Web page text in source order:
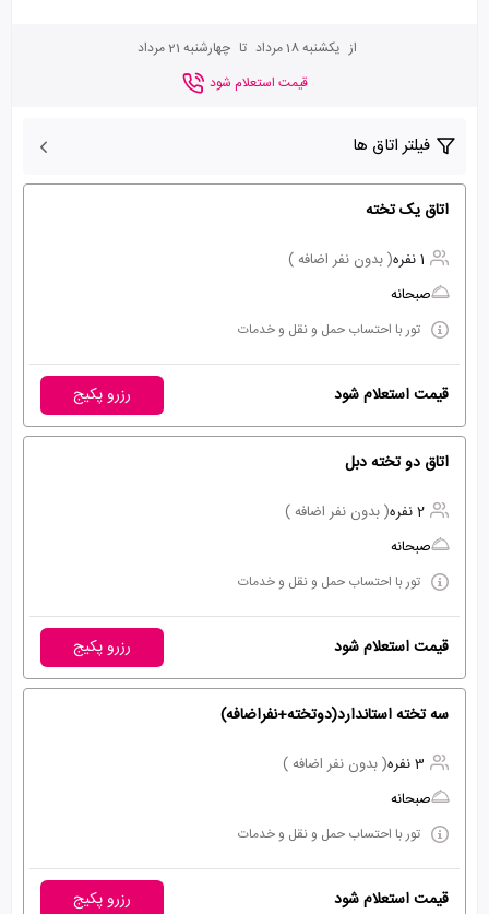
از یکشنبه 18 مرداد تا چهارشنبه 21 مرداد
قیمت استعلام شود
فیلتر اتاق ها
اتاق یک تخته
1 نفره
( بدون نفر اضافه )
صبحانه
تور با احتساب حمل و نقل و خدمات
قیمت استعلام شود رزرو پکیج
اتاق دو تخته دبل
2 نفره
( بدون نفر اضافه )
صبحانه
تور با احتساب حمل و نقل و خدمات
قیمت استعلام شود رزرو پکیج
سه تخته استاندارد(دوتخته+نفراضافه)
3 نفره
( بدون نفر اضافه )
صبحانه
تور با احتساب حمل و نقل و خدمات
قیمت استعلام شود رزرو پکیج